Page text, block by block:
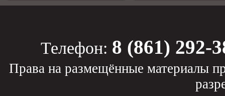
Телефон: 8 (861) 292-
Права на размещённые материалы